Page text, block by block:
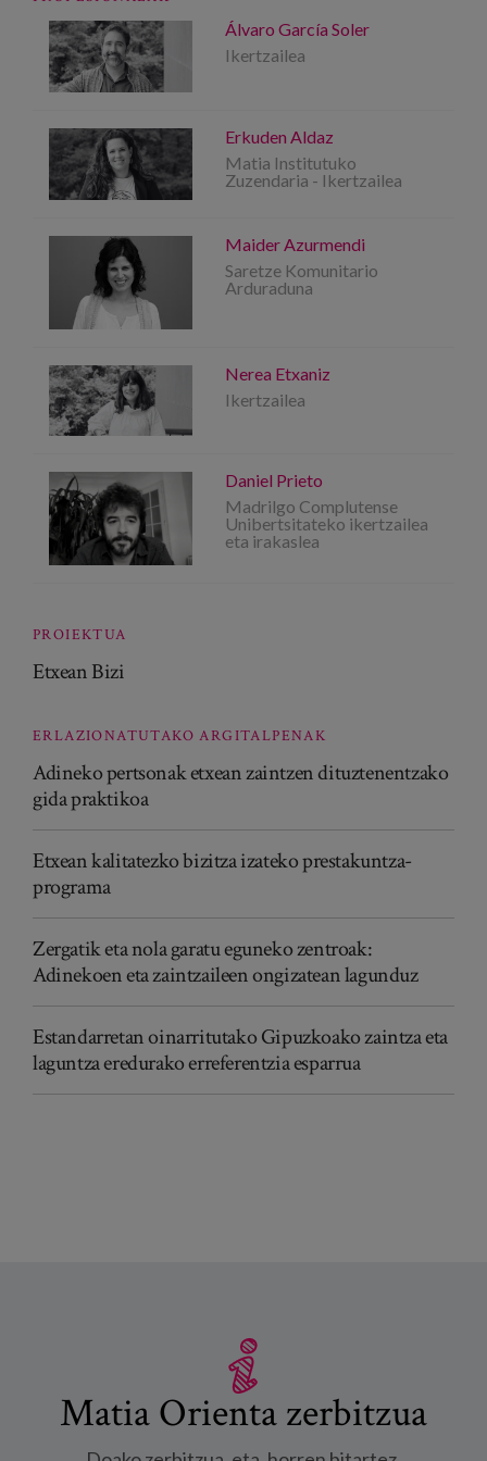
Álvaro García Soler
Ikertzailea
Erkuden Aldaz
Matia Institutuko
Zuzendaria - Ikertzailea
Maider Azurmendi
Saretze Komunitario
Arduraduna
Nerea Etxaniz
Ikertzailea
Daniel Prieto
Madrilgo Complutense
Unibertsitateko ikertzailea
eta irakaslea
PROIEKTUA
Etxean Bizi
ERLAZIONATUTAKO ARGITALPENAK
Adineko pertsonak etxean zaintzen dituztenentzako
gida praktikoa
Etxean kalitatezko bizitza izateko prestakuntza-
programa
Zergatik eta nola garatu eguneko zentroak:
Adinekoen eta zaintzaileen ongizatean lagunduz
Estandarretan oinarritutako Gipuzkoako zaintza eta
laguntza eredurako erreferentzia esparrua
Matia Orienta zerbitzua